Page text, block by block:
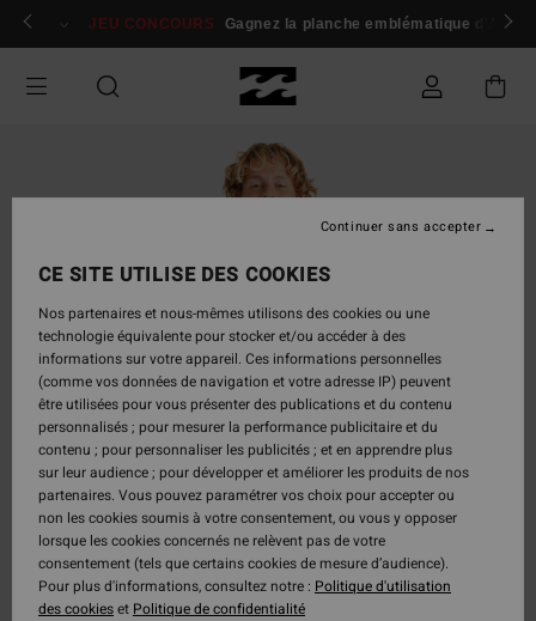
Passer
Se connecter / s'inscrire
JEU CONCOURS Gagnez la planche emblématique d'Andy
CE SITE UTILISE DES COOKIES
Nos partenaires et nous-mêmes utilisons des cookies ou une
technologie équivalente pour stocker et/ou accéder à des
informations sur votre appareil. Ces informations personnelles
(comme vos données de navigation et votre adresse IP) peuvent
être utilisées pour vous présenter des publications et du contenu
personnalisés ; pour mesurer la performance publicitaire et du
contenu ; pour personnaliser les publicités ; et en apprendre plus
sur leur audience ; pour développer et améliorer les produits de nos
partenaires. Vous pouvez paramétrer vos choix pour accepter ou
non les cookies soumis à votre consentement, ou vous y opposer
lorsque les cookies concernés ne relèvent pas de votre
consentement (tels que certains cookies de mesure d’audience).
Pour plus d'informations, consultez notre : Politique d'utilisation
des cookieset Politique de confidentialité
Continuer sans accepter